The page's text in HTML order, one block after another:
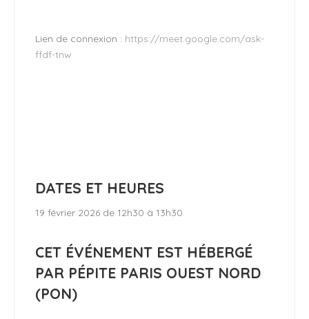
Lien de connexion : https://meet.google.com/ask-
ffdf-tnw
DATES ET HEURES
19 février 2026 de 12h30 à 13h30
CET ÉVÉNEMENT EST HÉBERGÉ
PAR PÉPITE PARIS OUEST NORD
(PON)